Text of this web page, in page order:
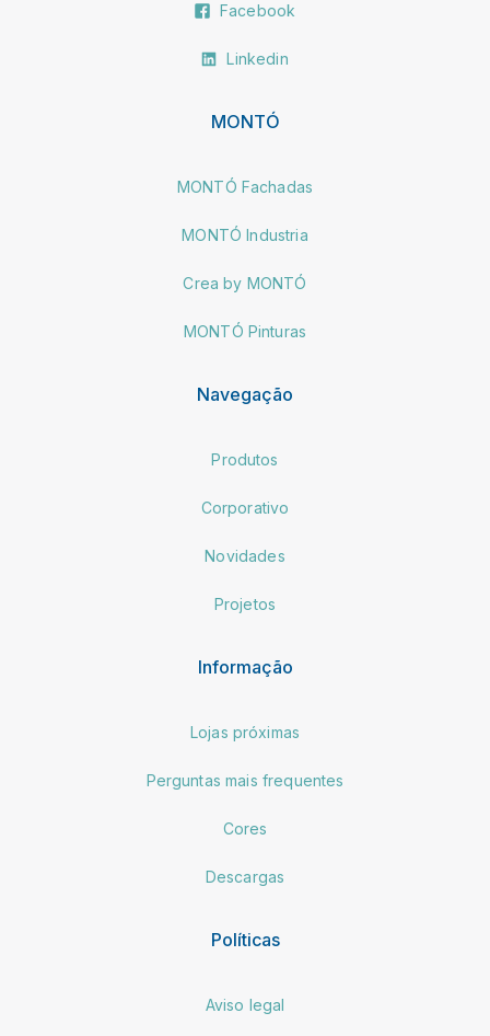
Facebook
Linkedin
MONTÓ
MONTÓ Fachadas
MONTÓ Industria
Crea by MONTÓ
MONTÓ Pinturas
Navegação
Produtos
Corporativo
Novidades
Projetos
Informação
Lojas próximas
Perguntas mais frequentes
Cores
Descargas
Políticas
Aviso legal